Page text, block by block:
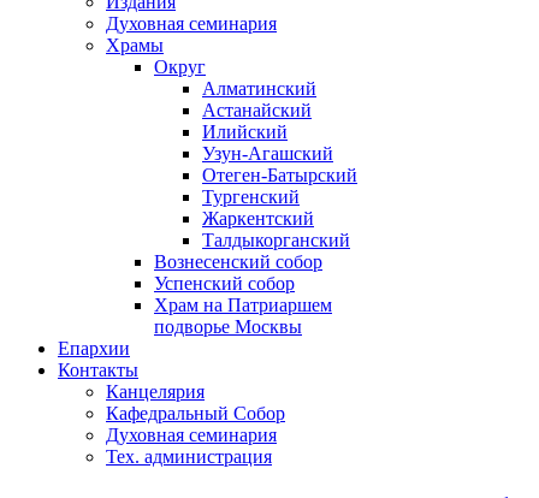
Духовная семинария
Храмы
Округ
Алматинский
Астанайский
Илийский
Узун-Агашский
Отеген-Батырский
Тургенский
Жаркентский
Талдыкорганский
Вознесенский собор
Успенский собор
Храм на Патриаршем
подворье Москвы
Епархии
Контакты
Канцелярия
Кафедральный Собор
Духовная семинария
Тех. администрация